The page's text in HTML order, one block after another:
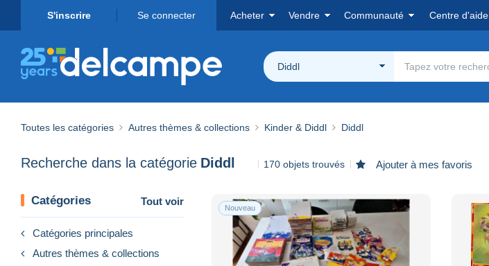
S'inscrire Se connecter Acheter Vendre Communauté Centre d'aide
Diddl
Toutes les catégories Autres thèmes & collections Kinder & Diddl Diddl
Recherche dans la catégorie Diddl 170 objets trouvés Ajouter à mes favoris
Catégories Tout voir
Catégories principales
Autres thèmes & collections
Nouveau